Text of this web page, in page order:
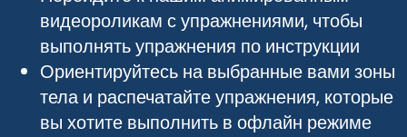
видеороликам с упражнениями, чтобы
выполнять упражнения по инструкции
Ориентируйтесь на выбранные вами зоны
тела и распечатайте упражнения, которые
вы хотите выполнить в офлайн режиме